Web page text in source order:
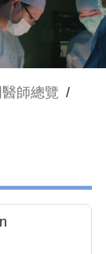
師總覽 /